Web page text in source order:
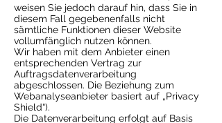
weisen Sie jedoch darauf hin, dass Sie in
diesem Fall gegebenenfalls nicht
sämtliche Funktionen dieser Website
vollumfänglich nutzen können.
Wir haben mit dem Anbieter einen
entsprechenden Vertrag zur
Auftragsdatenverarbeitung
abgeschlossen. Die Beziehung zum
Webanalyseanbieter basiert auf „Privacy
Shield“).
Die Datenverarbeitung erfolgt auf Basis